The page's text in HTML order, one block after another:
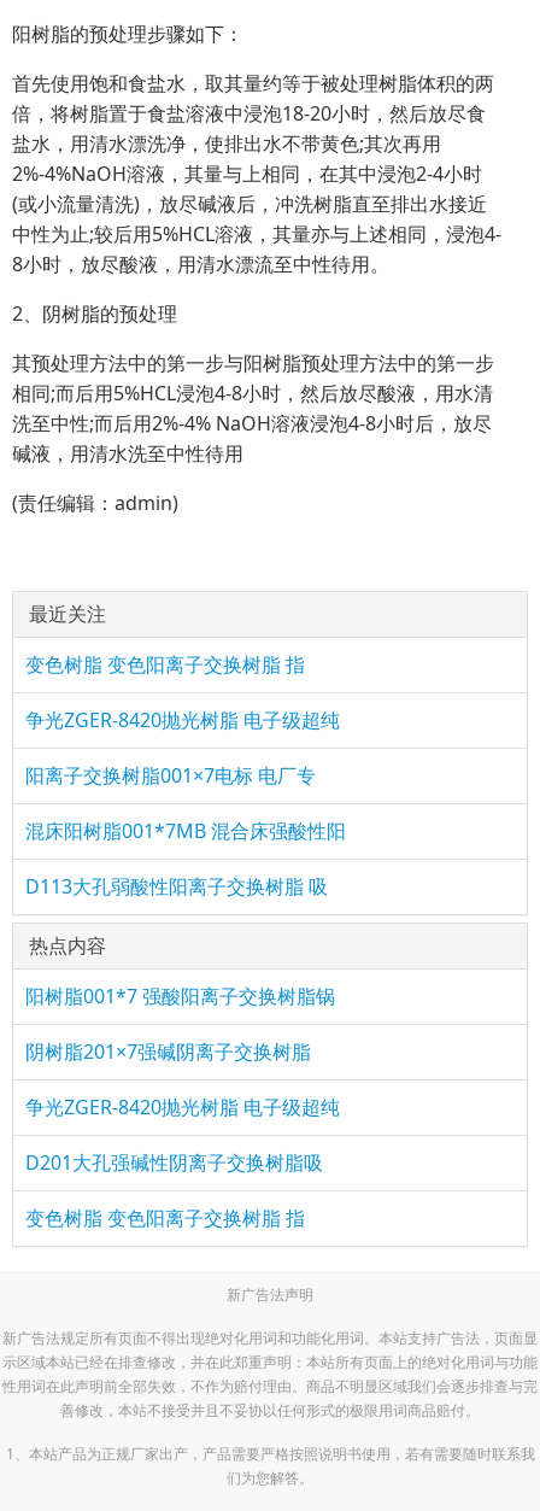
阳树脂的预处理步骤如下：
首先使用饱和食盐水，取其量约等于被处理树脂体积的两
倍，将树脂置于食盐溶液中浸泡18-20小时，然后放尽食
盐水，用清水漂洗净，使排出水不带黄色;其次再用
2%-4%NaOH溶液，其量与上相同，在其中浸泡2-4小时
(或小流量清洗)，放尽碱液后，冲洗树脂直至排出水接近
中性为止;较后用5%HCL溶液，其量亦与上述相同，浸泡4-
8小时，放尽酸液，用清水漂流至中性待用。
2、阴树脂的预处理
其预处理方法中的第一步与阳树脂预处理方法中的第一步
相同;而后用5%HCL浸泡4-8小时，然后放尽酸液，用水清
洗至中性;而后用2%-4% NaOH溶液浸泡4-8小时后，放尽
碱液，用清水洗至中性待用
(责任编辑：admin)
最近关注
变色树脂 变色阳离子交换树脂 指
争光ZGER-8420抛光树脂 电子级超纯
阳离子交换树脂001×7电标 电厂专
混床阳树脂001*7MB 混合床强酸性阳
D113大孔弱酸性阳离子交换树脂 吸
热点内容
阳树脂001*7 强酸阳离子交换树脂锅
阴树脂201×7强碱阴离子交换树脂
争光ZGER-8420抛光树脂 电子级超纯
D201大孔强碱性阴离子交换树脂吸
变色树脂 变色阳离子交换树脂 指
新广告法声明
新广告法规定所有页面不得出现绝对化用词和功能化用词。本站支持广告法，页面显
示区域本站已经在排查修改，并在此郑重声明：本站所有页面上的绝对化用词与功能
性用词在此声明前全部失效，不作为赔付理由。商品不明显区域我们会逐步排查与完
善修改，本站不接受并且不妥协以任何形式的极限用词商品赔付。
1、本站产品为正规厂家出产，产品需要严格按照说明书使用，若有需要随时联系我
们为您解答。